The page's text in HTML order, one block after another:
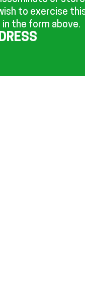
to exercise
the form above.